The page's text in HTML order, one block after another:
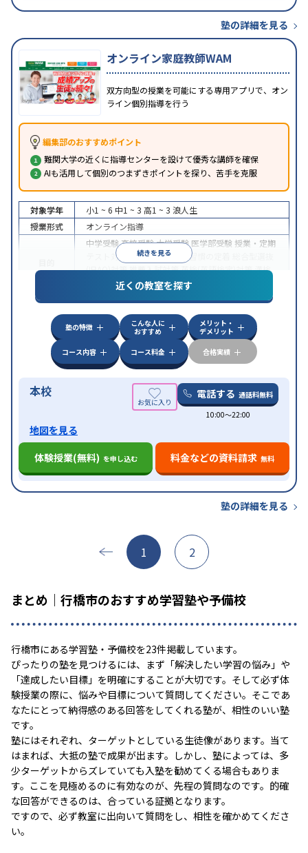
塾の詳細を見る
オンライン家庭教師WAM
双方向型の授業を可能にする専用アプリで、オン
ライン個別指導を行う
編集部のおすすめポイント
難関大学の近くに指導センターを設けて優秀な講師を確保
AIも活用して個別のつまずきポイントを探り、苦手を克服
続きを見る
対象学年 小1 ~ 6 中1 ~ 3 高1 ~ 3 浪人生
授業形式
オンライン指導
中学受験高校受験大学受験 医学部受験 授業・定期
テスト対策
内申点対策 学習習慣の定着
(旧AO)対策推薦入試対策英検(英語検定)対策漢検
(漢字検定)対策
中高一貫校生に対応成績保証制度あり授業の振替
可能不登校生に対応学習にPC・タブレットを利用
オンライン対応1科目から受講可能
近くの教室を探す
塾の特徴
こんな人に
おすすめ
メリット・
デメリット
コース内容
コース料金 合格実績
本校 電話する 通話料無料
10:00〜22:00
地図を見る
体験授業(無料) を申し込む 料金などの資料請求 無料
塾の詳細を見る
1 2
まとめ｜行橋市のおすすめ学習塾や予備校
行橋市にある学習塾・予備校を23件掲載しています。
ぴったりの塾を見つけるには、まず「解決したい学習の悩み」や
「達成したい目標」を明確にすることが大切です。そして必ず体
験授業の際に、悩みや目標について質問してください。そこであ
なたにとって納得感のある回答をしてくれる塾が、相性のいい塾
です。
塾にはそれぞれ、ターゲットとしている生徒像があります。当て
はまれば、大抵の塾で成果が出ます。しかし、塾によっては、多
少ターゲットからズレていても入塾を勧めてくる場合もありま
す。ここを見極めるのに有効なのが、先程の質問なのです。的確
な回答ができるのは、合っている証拠となります。
ですので、必ず教室に出向いて質問をし、相性を確かめてくださ
い。